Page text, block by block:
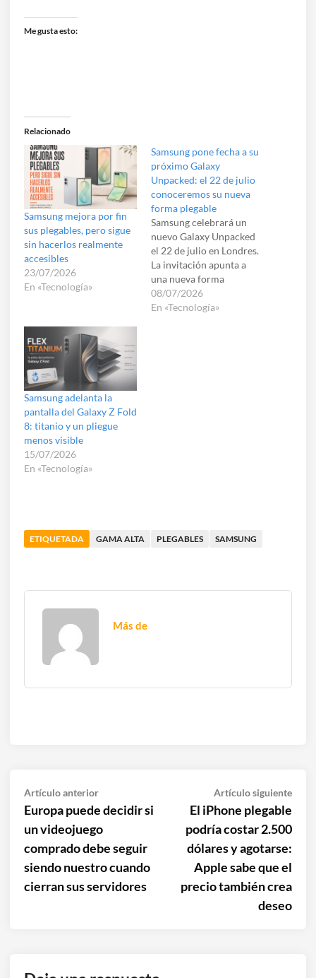
Me gusta esto:
Relacionado
Samsung mejora por fin
sus plegables, pero sigue
sin hacerlos realmente
accesibles
23/07/2026
En «Tecnología»
Samsung pone fecha a su
próximo Galaxy
Unpacked: el 22 de julio
conoceremos su nueva
forma plegable
Samsung celebrará un
nuevo Galaxy Unpacked
el 22 de julio en Londres.
La invitación apunta a
una nueva forma
plegable, además de las
esperadas renovaciones
08/07/2026
En «Tecnología»
Samsung adelanta la
pantalla del Galaxy Z Fold
8: titanio y un pliegue
menos visible
15/07/2026
En «Tecnología»
ETIQUETADA GAMA ALTA PLEGABLES SAMSUNG
Más de
Navegación
de
entradas
Artículo anteriorArtículo
anterior:
Europa puede decidir si
un videojuego
comprado debe seguir
siendo nuestro cuando
cierran sus servidores
Artículo siguiente
El iPhone plegable
podría costar 2.500
dólares y agotarse:
Apple sabe que el
precio también crea
deseo